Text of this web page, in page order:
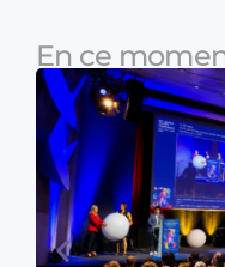
En ce